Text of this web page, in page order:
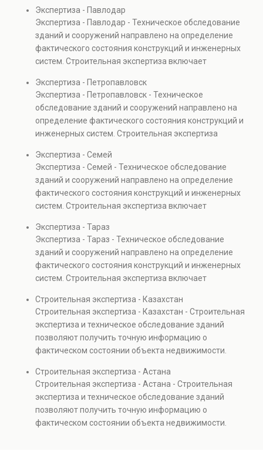
прочности элементов и оценку эксплуатационной
безопасности. Услуга востребована при покупке
недвижимости, капитальном ремонте и реконструкции
объектов, а также при судебных разбирательствах и
технических проверках.
Экспертиза - Павлодар
Экспертиза - Павлодар - Техническое обследование
зданий и сооружений направлено на определение
фактического состояния конструкций и инженерных
систем. Строительная экспертиза включает
элементов и оценку эксплуатационной безопасности.
Услуга востребована при покупке недвижимости,
капитальном ремонте и реконструкции объектов, а
также при судебных разбирательствах и технических
проверках.
Экспертиза - Петропавловск
Экспертиза - Петропавловск - Техническое
обследование зданий и сооружений направлено на
определение фактического состояния конструкций и
инженерных систем. Строительная экспертиза
прочности элементов и оценку эксплуатационной
безопасности. Услуга востребована при покупке
недвижимости, капитальном ремонте и реконструкции
объектов, а также при судебных разбирательствах и
технических проверках.
Экспертиза - Семей
Экспертиза - Семей - Техническое обследование
зданий и сооружений направлено на определение
фактического состояния конструкций и инженерных
систем. Строительная экспертиза включает
элементов и оценку эксплуатационной безопасности.
Услуга востребована при покупке недвижимости,
капитальном ремонте и реконструкции объектов, а
также при судебных разбирательствах и технических
проверках.
Экспертиза - Тараз
Экспертиза - Тараз - Техническое обследование
зданий и сооружений направлено на определение
фактического состояния конструкций и инженерных
систем. Строительная экспертиза включает
элементов и оценку эксплуатационной безопасности.
Услуга востребована при покупке недвижимости,
капитальном ремонте и реконструкции объектов, а
также при судебных разбирательствах и технических
проверках.
Строительная экспертиза - Казахстан
Строительная экспертиза - Казахстан - Строительная
экспертиза и техническое обследование зданий
позволяют получить точную информацию о
фактическом состоянии объекта недвижимости.
инженерных систем с выявлением скрытых дефектов
и нарушений. Услуга используется для проверки
качества строительства, подготовки к реконструкции,
оценки рисков и судебных разбирательств.
Результатом является официальное техническое
Строительная экспертиза - Астана
Строительная экспертиза - Астана - Строительная
экспертиза и техническое обследование зданий
позволяют получить точную информацию о
фактическом состоянии объекта недвижимости.